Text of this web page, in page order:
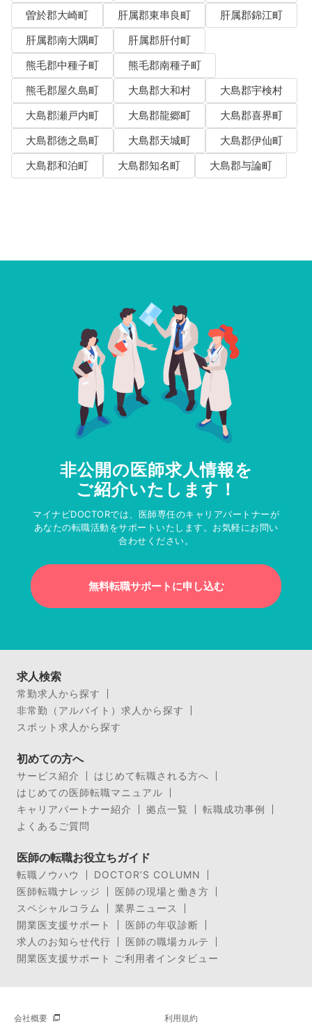
曽於郡大崎町
肝属郡東串良町
肝属郡錦江町
肝属郡南大隅町
肝属郡肝付町
熊毛郡中種子町
熊毛郡南種子町
熊毛郡屋久島町
大島郡大和村
大島郡宇検村
大島郡瀬戸内町
大島郡龍郷町
大島郡喜界町
大島郡徳之島町
大島郡天城町
大島郡伊仙町
大島郡和泊町
大島郡知名町 大島郡与論町
非公開の医師求人情報を
ご紹介いたします！
マイナビDOCTORでは、医師専任のキャリアパートナーが
あなたの転職活動をサポートいたします。お気軽にお問い
合わせください。
無料転職サポートに申し込む
求人検索
常勤求人から探す
非常勤（アルバイト）求人から探す
スポット求人から探す
初めての方へ
サービス紹介
はじめて転職される方へ
はじめての医師転職マニュアル
キャリアパートナー紹介
拠点一覧
転職成功事例
よくあるご質問
医師の転職お役立ちガイド
転職ノウハウ
DOCTOR’S COLUMN
医師転職ナレッジ
医師の現場と働き方
スペシャルコラム
業界ニュース
開業医支援サポート
医師の年収診断
求人のお知らせ代行
医師の職場カルテ
開業医支援サポート ご利用者インタビュー
会社概要 利用規約